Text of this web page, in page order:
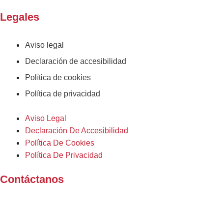
Legales
Aviso legal
Declaración de accesibilidad
Política de cookies
Política de privacidad
Aviso Legal
Declaración De Accesibilidad
Política De Cookies
Política De Privacidad
Contáctanos